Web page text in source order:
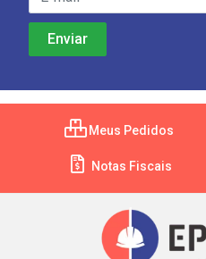
Meus Pedidos
Notas Fiscais